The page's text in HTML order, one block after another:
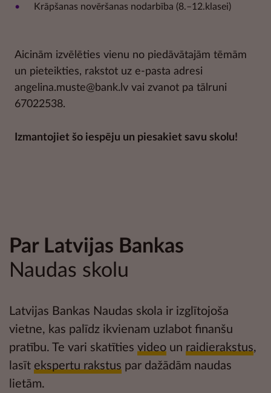
Krāpšanas novēršanas nodarbība (8.–12.klasei)
Aicinām izvēlēties vienu no piedāvātajām tēmām
un pieteikties, rakstot uz e-pasta adresi
angelina.muste@bank.lv vai zvanot pa tālruni
67022538.
Izmantojiet šo iespēju un piesakiet savu skolu!
Par Latvijas Bankas
Naudas skolu
Latvijas Bankas Naudas skola ir izglītojoša
vietne, kas palīdz ikvienam uzlabot finanšu
pratību. Te vari skatīties video un raidierakstus,
lasīt ekspertu rakstus par dažādām naudas
lietām.